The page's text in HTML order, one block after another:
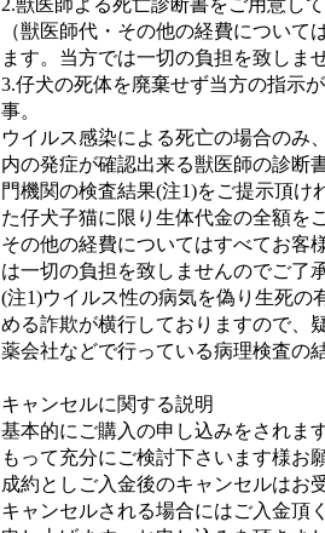
2.獣医師よる死亡診断書をご用意して
（獣医師代・その他の経費について
ます。当方では一切の負担を致しま
3.仔犬の死体を廃棄せず当方の指示
事。
ウイルス感染による死亡の場合のみ
内の発症が確認出来る獣医師の診断
門機関の検査結果(注1)をご提示頂け
た仔犬子猫に限り生体代金の全額を
その他の経費についてはすべてお客
は一切の負担を致しませんのでご了
(注1)ウイルス性の病気を偽り生死の
める詐欺が横行しておりますので、
薬会社などで行っている病理検査の
キャンセルに関する説明
基本的にご購入の申し込みをされま
もって充分にご検討下さいます様お
成約としご入金後のキャンセルはお
キャンセルされる場合にはご入金頂